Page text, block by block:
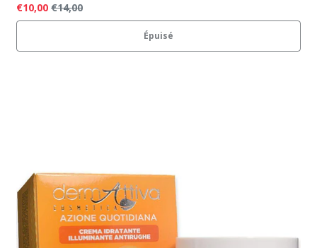
€10,00 €14,00
Épuisé